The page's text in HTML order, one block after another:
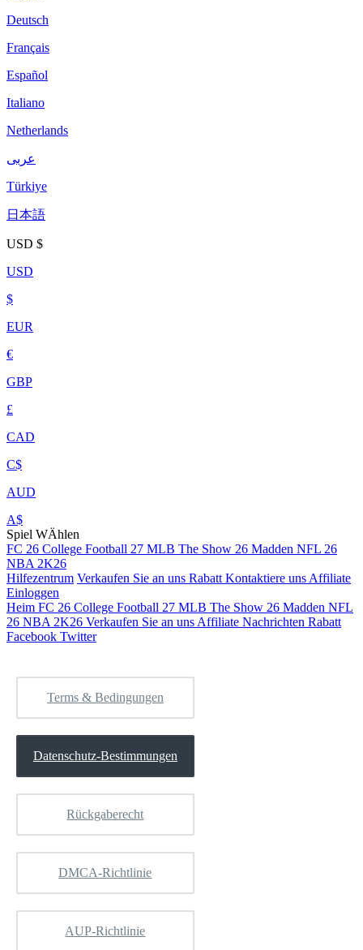
Deutsch
Français
Español
Italiano
Netherlands
عربى
Türkiye
日本語
USD $
USD
$
EUR
€
GBP
£
CAD
C$
AUD
A$
Spiel WÄhlen
FC 26 College Football 27 MLB The Show 26 Madden NFL 26
NBA 2K26
Hilfezentrum Verkaufen Sie an uns Rabatt Kontaktiere uns Affiliate
Einloggen
Heim FC 26 College Football 27 MLB The Show 26 Madden NFL
26 NBA 2K26 Verkaufen Sie an uns Affiliate Nachrichten Rabatt
Facebook Twitter
Terms & Bedingungen
Datenschutz-Bestimmungen
Rückgaberecht
DMCA-Richtlinie
AUP-Richtlinie